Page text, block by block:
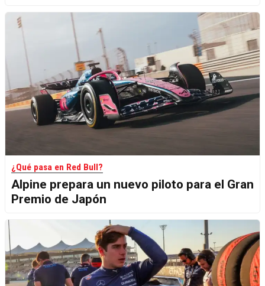
¿Qué pasa en Red Bull?
Alpine prepara un nuevo piloto para el Gran
Premio de Japón